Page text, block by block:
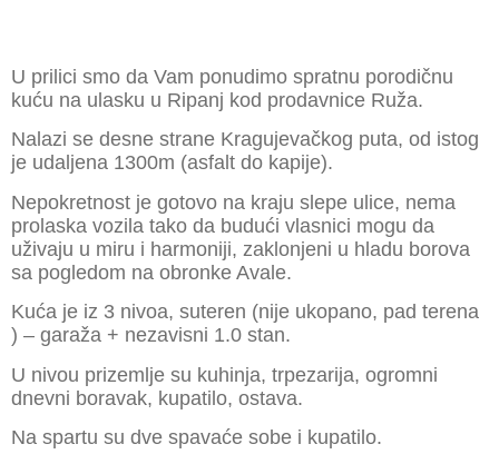
U prilici smo da Vam ponudimo spratnu porodičnu
kuću na ulasku u Ripanj kod prodavnice Ruža.
Nalazi se desne strane Kragujevačkog puta, od istog
je udaljena 1300m (asfalt do kapije).
Nepokretnost je gotovo na kraju slepe ulice, nema
prolaska vozila tako da budući vlasnici mogu da
uživaju u miru i harmoniji, zaklonjeni u hladu borova
sa pogledom na obronke Avale.
Kuća je iz 3 nivoa, suteren (nije ukopano, pad terena
) – garaža + nezavisni 1.0 stan.
U nivou prizemlje su kuhinja, trpezarija, ogromni
dnevni boravak, kupatilo, ostava.
Na spartu su dve spavaće sobe i kupatilo.